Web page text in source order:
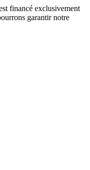
financé exclusivement
garantir notre